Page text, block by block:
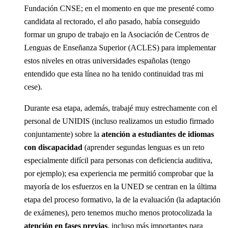
Fundación CNSE; en el momento en que me presenté como
candidata al rectorado, el año pasado, había conseguido
formar un grupo de trabajo en la Asociación de Centros de
Lenguas de Enseñanza Superior (ACLES) para implementar
estos niveles en otras universidades españolas (tengo
entendido que esta línea no ha tenido continuidad tras mi
cese).
Durante esa etapa, además, trabajé muy estrechamente con el
personal de UNIDIS (incluso realizamos un estudio firmado
conjuntamente) sobre la atención a estudiantes de idiomas
con discapacidad (aprender segundas lenguas es un reto
especialmente difícil para personas con deficiencia auditiva,
por ejemplo); esa experiencia me permitió comprobar que la
mayoría de los esfuerzos en la UNED se centran en la última
etapa del proceso formativo, la de la evaluación (la adaptación
de exámenes), pero tenemos mucho menos protocolizada la
atención en fases previas, incluso más importantes para